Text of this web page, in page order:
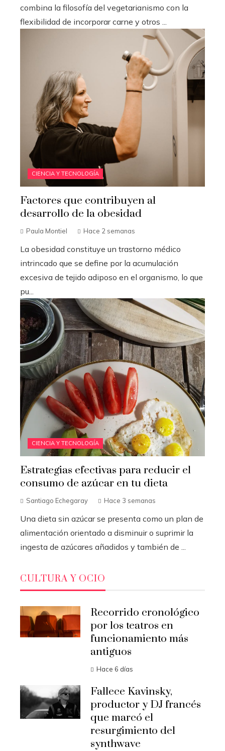
combina la filosofía del vegetarianismo con la
flexibilidad de incorporar carne y otros ...
CIENCIA Y TECNOLOGÍA
Factores que contribuyen al
desarrollo de la obesidad
Paula Montiel Hace 2 semanas
La obesidad constituye un trastorno médico
intrincado que se define por la acumulación
excesiva de tejido adiposo en el organismo, lo que
pu...
CIENCIA Y TECNOLOGÍA
Estrategias efectivas para reducir el
consumo de azúcar en tu dieta
Santiago Echegaray Hace 3 semanas
Una dieta sin azúcar se presenta como un plan de
alimentación orientado a disminuir o suprimir la
ingesta de azúcares añadidos y también de ...
CULTURA Y OCIO
Recorrido cronológico
por los teatros en
funcionamiento más
antiguos
Hace 6 días
Fallece Kavinsky,
productor y DJ francés
que marcó el
resurgimiento del
synthwave